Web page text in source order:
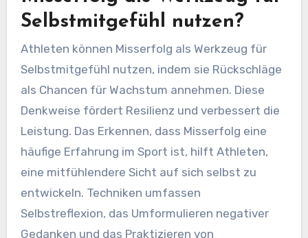
ein positives Selbstbild fördert. Diese seltenen
Techniken können die emotionale Resilienz und
Leistung unter Druck erheblich verbessern.
Wie können Athleten
Misserfolg als Werkzeug für
Selbstmitgefühl nutzen?
Athleten können Misserfolg als Werkzeug für
Selbstmitgefühl nutzen, indem sie Rückschläge
als Chancen für Wachstum annehmen. Diese
Denkweise fördert Resilienz und verbessert die